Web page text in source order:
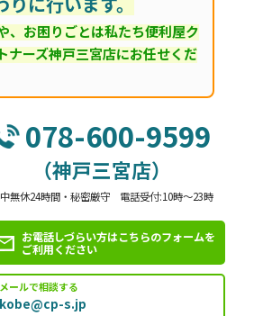
、お困りごとは私たち便利屋ク
ナーズ神戸三宮店にお任せくだ
078-600-9599
（神戸三宮店）
無休24時間・秘密厳守 電話受付:10時～23時
お電話しづらい方はこちらのフォームを
ご利用ください
メールで相談する
kobe@cp-s.jp